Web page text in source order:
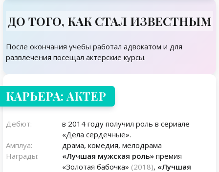
ДО ТОГО, КАК СТАЛ ИЗВЕСТНЫМ
После окончания учебы работал адвокатом и для
развлечения посещал актерские курсы.
КАРЬЕРА: АКТЕР
Дебют:
в 2014 году получил роль в сериале
«Дела сердечные».
Амплуа:
драма, комедия, мелодрама
Награды:
«Лучшая мужская роль» премия
«Золотая бабочка» (2018), «Лучшая